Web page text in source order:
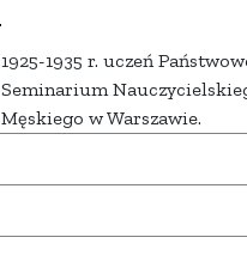
1925-1935 r. uczeń
Seminarium
Męskiego w Warszawie.